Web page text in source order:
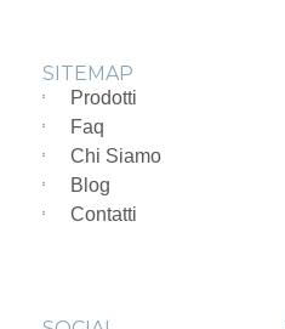
SITEMAP
Prodotti
Faq
Chi Siamo
Blog
Contatti